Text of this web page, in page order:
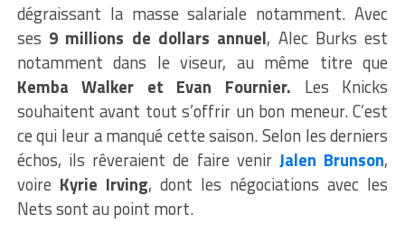
dégraissant la masse salariale notamment. Avec
ses 9 millions de dollars annuel, Alec Burks est
notamment dans le viseur, au même titre que
Kemba Walker et Evan Fournier. Les Knicks
souhaitent avant tout s’offrir un bon meneur. C’est
ce qui leur a manqué cette saison. Selon les derniers
échos, ils rêveraient de faire venirJalen Brunson,
voire Kyrie Irving, dont les négociations avec les
Nets sont au point mort.